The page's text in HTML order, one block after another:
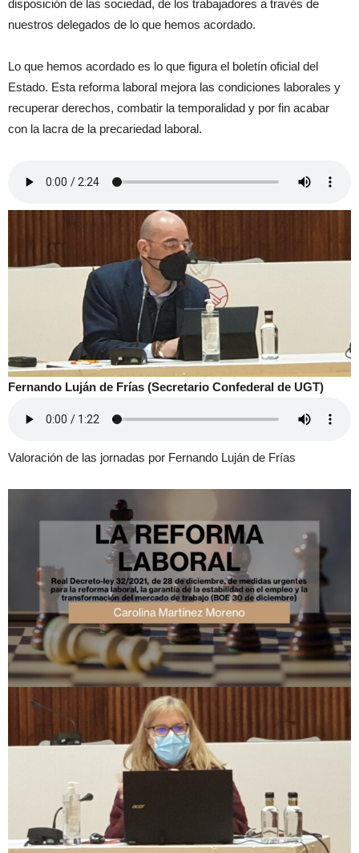
disposición de las sociedad, de los trabajadores a través de
nuestros delegados de lo que hemos acordado.
Lo que hemos acordado es lo que figura el boletín oficial del
Estado. Esta reforma laboral mejora las condiciones laborales y
recuperar derechos, combatir la temporalidad y por fin acabar
con la lacra de la precariedad laboral.
Fernando Luján de Frías (Secretario Confederal de UGT)
Valoración de las jornadas por Fernando Luján de Frías